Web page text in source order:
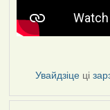
Увайдзіце ці